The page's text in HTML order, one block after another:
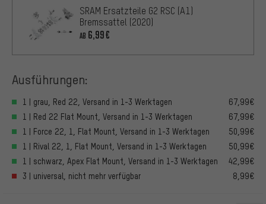
SRAM Ersatzteile G2 RSC (A1)
Bremssattel (2020)
AB 6,99€
Ausführungen:
1 | grau, Red 22, Versand in 1-3 Werktagen
67,99€
1 | Red 22 Flat Mount, Versand in 1-3 Werktagen
67,99€
1 | Force 22, 1, Flat Mount, Versand in 1-3 Werktagen
50,99€
1 | Rival 22, 1, Flat Mount, Versand in 1-3 Werktagen
50,99€
1 | schwarz, Apex Flat Mount, Versand in 1-3 Werktagen
42,99€
3 | universal, nicht mehr verfügbar
8,99€